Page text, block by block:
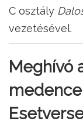
C osztály
vezetésével.
Meghívó